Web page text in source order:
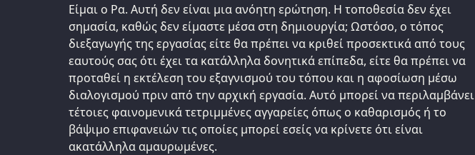
Είμαι ο Ρα. Αυτή δεν είναι μια ανόητη ερώτηση. Η τοποθεσία δεν έχει
σημασία, καθώς δεν είμαστε μέσα στη δημιουργία; Ωστόσο, ο τόπος
διεξαγωγής της εργασίας είτε θα πρέπει να κριθεί προσεκτικά από τους
εαυτούς σας ότι έχει τα κατάλληλα δονητικά επίπεδα, είτε θα πρέπει να
προταθεί η εκτέλεση του εξαγνισμού του τόπου και η αφοσίωση μέσω
διαλογισμού πριν από την αρχική εργασία. Αυτό μπορεί να περιλαμβάνει
τέτοιες φαινομενικά τετριμμένες αγγαρείες όπως ο καθαρισμός ή το
βάψιμο επιφανειών τις οποίες μπορεί εσείς να κρίνετε ότι είναι
ακατάλληλα αμαυρωμένες.